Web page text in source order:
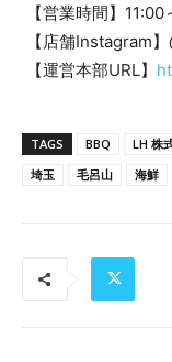
【営業時間】
【店舗Instagram
【運営本部URL】
TAGS BBQ LH 株
埼玉
毛呂山 海鮮